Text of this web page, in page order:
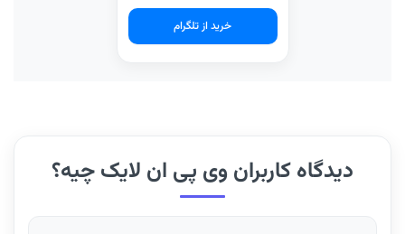
خرید از تلگرام
دیدگاه کاربران وی پی ان لایک چیه؟